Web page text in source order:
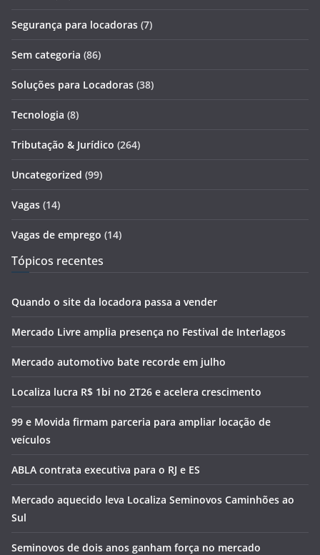
Segurança para locadoras (7)
Sem categoria (86)
Soluções para Locadoras (38)
Tecnologia (8)
Tributação & Jurídico (264)
Uncategorized (99)
Vagas (14)
Vagas de emprego (14)
Tópicos recentes
Quando o site da locadora passa a vender
Mercado Livre amplia presença no Festival de Interlagos
Mercado automotivo bate recorde em julho
Localiza lucra R$ 1bi no 2T26 e acelera crescimento
99 e Movida firmam parceria para ampliar locação de
veículos
ABLA contrata executiva para o RJ e ES
Mercado aquecido leva Localiza Seminovos Caminhões ao
Sul
Seminovos de dois anos ganham força no mercado